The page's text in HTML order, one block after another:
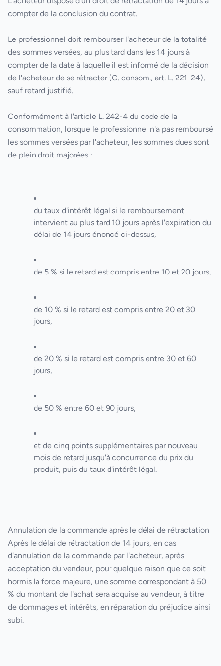
compter de la conclusion du contrat.
Le professionnel doit rembourser l'acheteur de la totalité
des sommes versées, au plus tard dans les 14 jours à
compter de la date à laquelle il est informé de la décision
de l'acheteur de se rétracter (C. consom., art. L. 221-24),
sauf retard justifié.
Conformément à l'article L. 242-4 du code de la
consommation, lorsque le professionnel n'a pas remboursé
les sommes versées par l'acheteur, les sommes dues sont
de plein droit majorées :
du taux d'intérêt légal si le remboursement
intervient au plus tard 10 jours après l'expiration du
délai de 14 jours énoncé ci-dessus,
de 5 % si le retard est compris entre 10 et 20 jours,
de 10 % si le retard est compris entre 20 et 30
jours,
de 20 % si le retard est compris entre 30 et 60
jours,
de 50 % entre 60 et 90 jours,
et de cinq points supplémentaires par nouveau
mois de retard jusqu'à concurrence du prix du
produit, puis du taux d'intérêt légal.
Annulation de la commande après le délai de rétractation
Après le délai de rétractation de 14 jours, en cas
d'annulation de la commande par l'acheteur, après
acceptation du vendeur, pour quelque raison que ce soit
hormis la force majeure, une somme correspondant à 50
% du montant de l'achat sera acquise au vendeur, à titre
de dommages et intérêts, en réparation du préjudice ainsi
subi.